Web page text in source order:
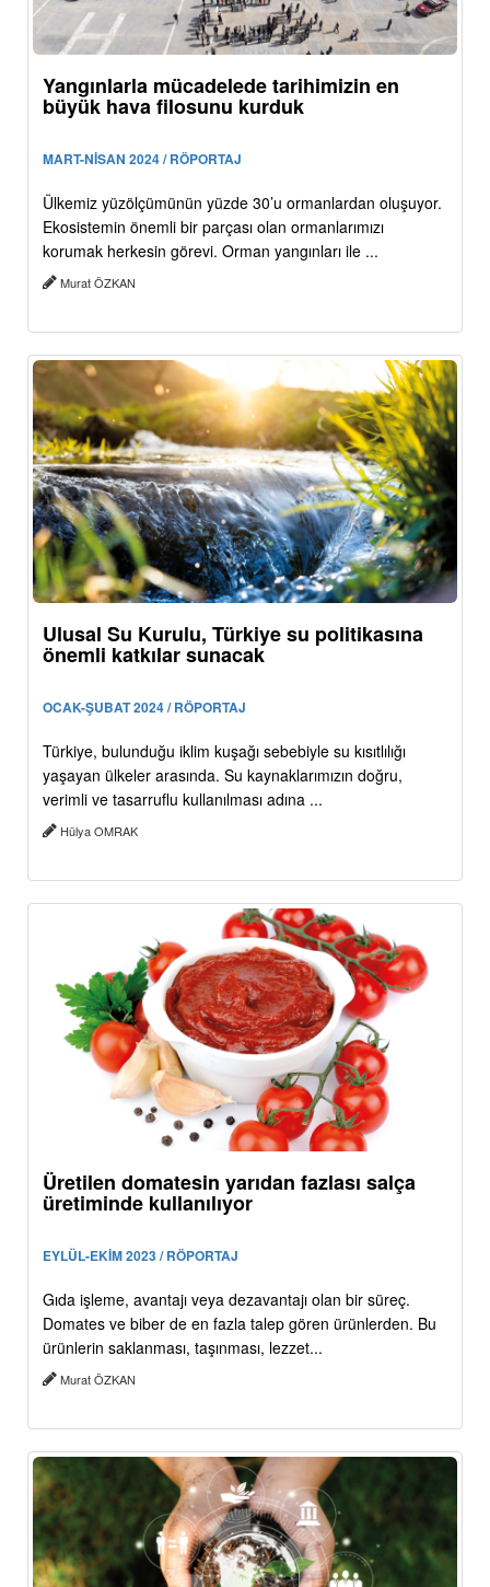
Yangınlarla mücadelede tarihimizin en
büyük hava filosunu kurduk
MART-NİSAN 2024 / RÖPORTAJ
Ülkemiz yüzölçümünün yüzde 30’u ormanlardan oluşuyor.
Ekosistemin önemli bir parçası olan ormanlarımızı
korumak herkesin görevi. Orman yangınları ile ...
Murat ÖZKAN
Ulusal Su Kurulu, Türkiye su politikasına
önemli katkılar sunacak
OCAK-ŞUBAT 2024 / RÖPORTAJ
Türkiye, bulunduğu iklim kuşağı sebebiyle su kısıtlılığı
yaşayan ülkeler arasında. Su kaynaklarımızın doğru,
verimli ve tasarruflu kullanılması adına ...
Hülya OMRAK
Üretilen domatesin yarıdan fazlası salça
üretiminde kullanılıyor
EYLÜL-EKİM 2023 / RÖPORTAJ
Gıda işleme, avantajı veya dezavantajı olan bir süreç.
Domates ve biber de en fazla talep gören ürünlerden. Bu
ürünlerin saklanması, taşınması, lezzet...
Murat ÖZKAN